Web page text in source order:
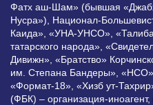
Фатх аш-Шам» (бывшая
Нусра»), Национал-
Каида», «УНА-УНСО»,
татарского народа»,
Дивижн», «Братство»
им. Степана Бандеры»,
«Формат-18», «Хизб ут-
(ФБК) – организация-иноагент,